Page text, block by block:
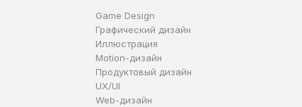
Game Design
Графический дизайн
Иллюстрация
Motion-дизайн
Продуктовый дизайн
UX/UI
Web-дизайн